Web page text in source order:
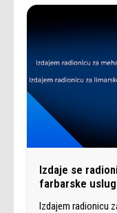
Izdaje se
farbarske
Izdajem radionicu